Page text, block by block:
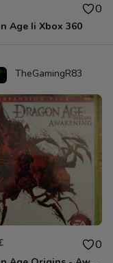
0
Age Ii Xbox 360
TheGamingR83
0